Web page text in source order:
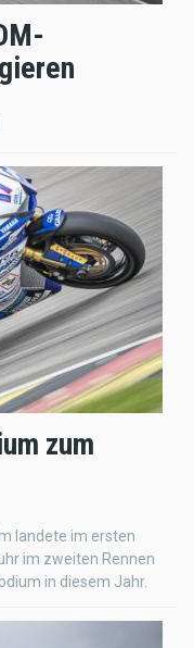
zum
landete im ersten
im zweiten Rennen
in diesem Jahr.